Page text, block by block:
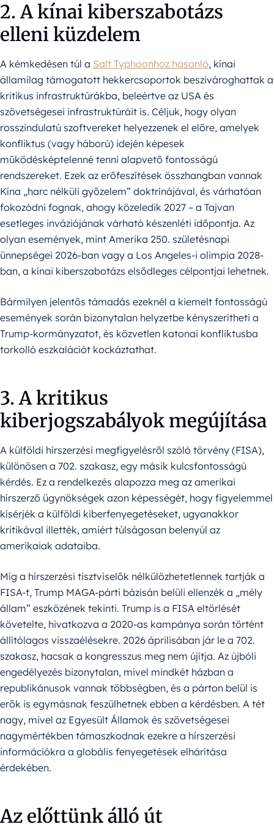
2. A kínai kiberszabotázs
elleni küzdelem
A kémkedésen túl a Salt Typhoonhoz hasonló, kínai
államilag támogatott hekkercsoportok beszivároghattak a
kritikus infrastruktúrákba, beleértve az USA és
szövetségesei infrastruktúráit is. Céljuk, hogy olyan
rosszindulatú szoftvereket helyezzenek el előre, amelyek
konfliktus (vagy háború) idején képesek
működésképtelenné tenni alapvető fontosságú
rendszereket. Ezek az erőfeszítések összhangban vannak
Kína „harc nélküli győzelem” doktrínájával, és várhatóan
fokozódni fognak, ahogy közeledik 2027 – a Tajvan
esetleges inváziójának várható készenléti időpontja. Az
olyan események, mint Amerika 250. születésnapi
ünnepségei 2026-ban vagy a Los Angeles-i olimpia 2028-
ban, a kínai kiberszabotázs elsődleges célpontjai lehetnek.
Bármilyen jelentős támadás ezeknél a kiemelt fontosságú
események során bizonytalan helyzetbe kényszerítheti a
Trump-kormányzatot, és közvetlen katonai konfliktusba
torkolló eszkalációt kockáztathat.
3. A kritikus
kiberjogszabályok megújítása
A külföldi hírszerzési megfigyelésről szóló törvény (FISA),
különösen a 702. szakasz, egy másik kulcsfontosságú
kérdés. Ez a rendelkezés alapozza meg az amerikai
hírszerző ügynökségek azon képességét, hogy figyelemmel
kísérjék a külföldi kiberfenyegetéseket, ugyanakkor
kritikával illették, amiért túlságosan belenyúl az
amerikaiak adataiba.
Míg a hírszerzési tisztviselők nélkülözhetetlennek tartják a
FISA-t, Trump MAGA-párti bázisán belüli ellenzék a „mély
állam” eszközének tekinti. Trump is a FISA eltörlését
követelte, hivatkozva a 2020-as kampánya során történt
állítólagos visszaélésekre. 2026 áprilisában jár le a 702.
szakasz, hacsak a kongresszus meg nem újítja. Az újbóli
engedélyezés bizonytalan, mivel mindkét házban a
republikánusok vannak többségben, és a párton belül is
erők is egymásnak feszülhetnek ebben a kérdésben. A tét
nagy, mivel az Egyesült Államok és szövetségesei
nagymértékben támaszkodnak ezekre a hírszerzési
információkra a globális fenyegetések elhárítása
érdekében.
Az előttünk álló út